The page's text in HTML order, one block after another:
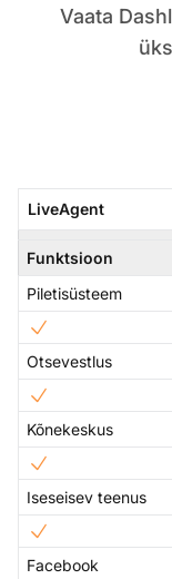
Vaata
LiveAgent
Funktsioon
Piletisüsteem
Otsevestlus
Kõnekeskus
Iseseisev teenus
Facebook